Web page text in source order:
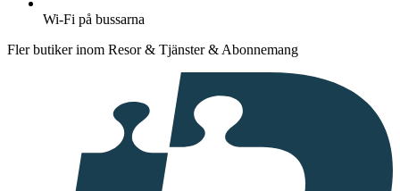
Wi-Fi på bussarna
Fler butiker inom Resor & Tjänster & Abonnemang